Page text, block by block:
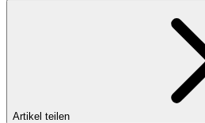
Artikel teilen